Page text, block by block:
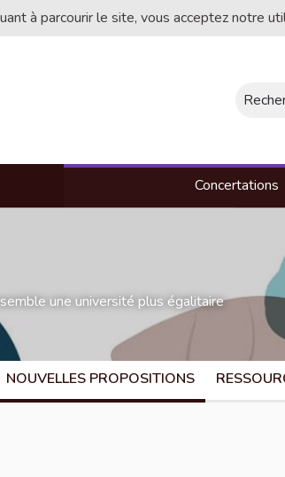
à parcourir le site, vous acceptez notre
Concertations
une université plus égalitaire
NOUVELLES PROPOSITIONS